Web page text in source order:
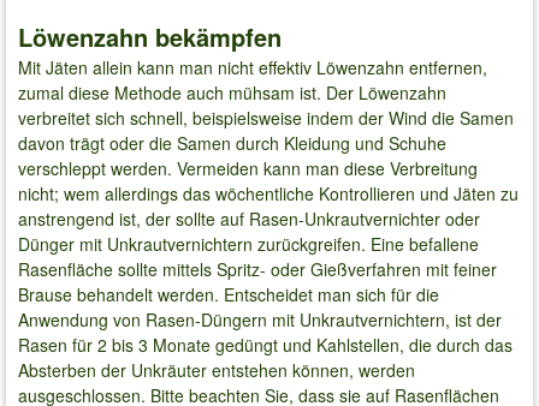
Löwenzahn bekämpfen
Mit Jäten allein kann man nicht effektiv Löwenzahn entfernen,
zumal diese Methode auch mühsam ist. Der Löwenzahn
verbreitet sich schnell, beispielsweise indem der Wind die Samen
davon trägt oder die Samen durch Kleidung und Schuhe
verschleppt werden. Vermeiden kann man diese Verbreitung
nicht; wem allerdings das wöchentliche Kontrollieren und Jäten zu
anstrengend ist, der sollte auf Rasen-Unkrautvernichter oder
Dünger mit Unkrautvernichtern zurückgreifen. Eine befallene
Rasenfläche sollte mittels Spritz- oder Gießverfahren mit feiner
Brause behandelt werden. Entscheidet man sich für die
Anwendung von Rasen-Düngern mit Unkrautvernichtern, ist der
Rasen für 2 bis 3 Monate gedüngt und Kahlstellen, die durch das
Absterben der Unkräuter entstehen können, werden
ausgeschlossen. Bitte beachten Sie, dass sie auf Rasenflächen